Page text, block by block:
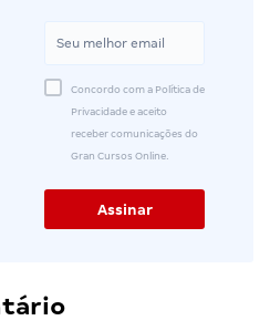
Concordo com a Política de
Privacidade e aceito
receber comunicações do
Gran Cursos Online.